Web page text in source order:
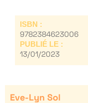
ISBN :
9782384623006
PUBLIÉ LE :
13/01/2023
Eve-Lyn Sol